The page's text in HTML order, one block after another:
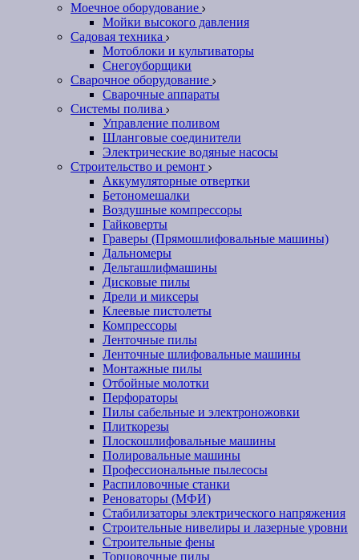
Моечное оборудование
Мойки высокого давления
Садовая техника
Мотоблоки и культиваторы
Снегоуборщики
Сварочное оборудование
Сварочные аппараты
Системы полива
Управление поливом
Шланговые соединители
Электрические водяные насосы
Строительство и ремонт
Аккумуляторные отвертки
Бетономешалки
Воздушные компрессоры
Гайковерты
Граверы (Прямошлифовальные машины)
Дальномеры
Дельташлифмашины
Дисковые пилы
Дрели и миксеры
Клеевые пистолеты
Компрессоры
Ленточные пилы
Ленточные шлифовальные машины
Монтажные пилы
Отбойные молотки
Перфораторы
Пилы сабельные и электроножовки
Плиткорезы
Плоскошлифовальные машины
Полировальные машины
Профессиональные пылесосы
Распиловочные станки
Реноваторы (МФИ)
Стабилизаторы электрического напряжения
Строительные нивелиры и лазерные уровни
Строительные фены
Торцовочные пилы